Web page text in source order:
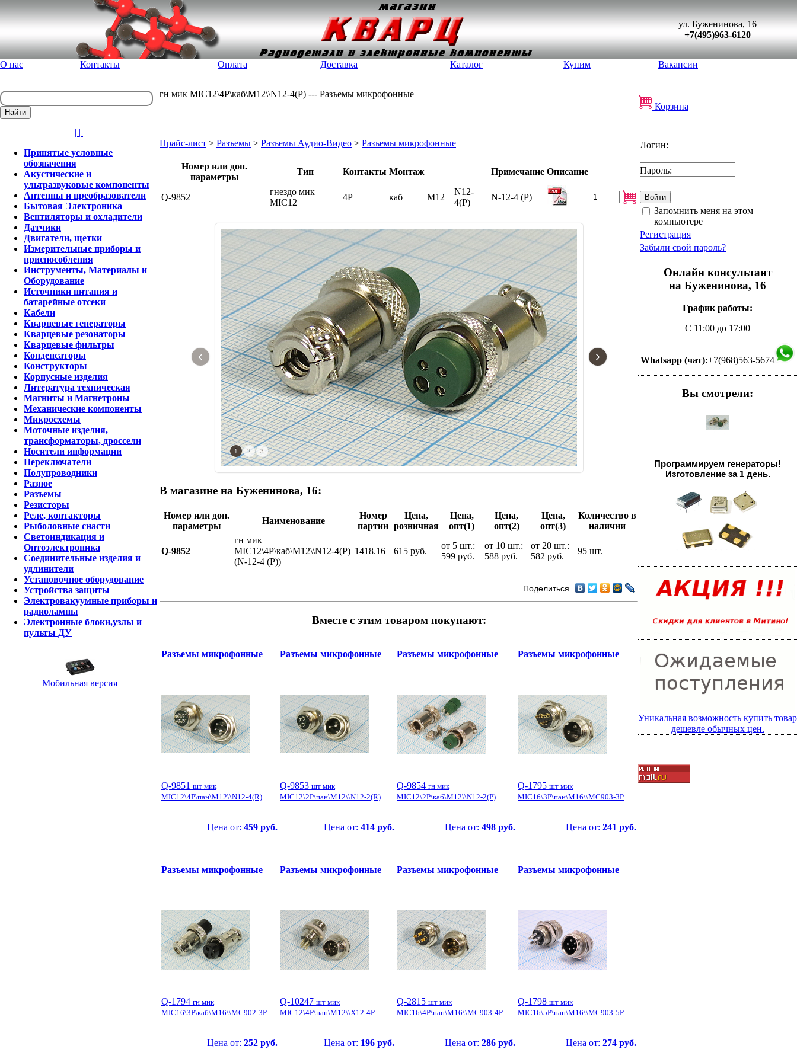
ул. Буженинова, 16
+7(495)963-6120
О нас Контакты Оплата Доставка Каталог Купим Вакансии
гн мик MIC12\4P\каб\М12\\N12-4(P) --- Разъемы микрофонные
Корзина
| | |
Принятые условные
обозначения
Акустические и
ультразвуковые компоненты
Антенны и преобразователи
Бытовая Электроника
Вентиляторы и охладители
Датчики
Двигатели, щетки
Измерительные приборы и
приспособления
Инструменты, Материалы и
Оборудование
Источники питания и
батарейные отсеки
Кабели
Кварцевые генераторы
Кварцевые резонаторы
Кварцевые фильтры
Конденсаторы
Конструкторы
Корпусные изделия
Литература техническая
Магниты и Магнетроны
Механические компоненты
Микросхемы
Моточные изделия,
трансформаторы, дроссели
Носители информации
Переключатели
Полупроводники
Разное
Разъемы
Резисторы
Реле, контакторы
Рыболовные снасти
Светоиндикация и
Оптоэлектроника
Соединительные изделия и
удлинители
Установочное оборудование
Устройства защиты
Электровакуумные приборы и
радиолампы
Электронные блоки,узлы и
пульты ДУ
Мобильная версия
Прайс-лист > Разъемы > Разъемы Аудио-Видео > Разъемы микрофонные
Номер или доп.
параметры
Тип Контакты Монтаж Примечание Описание
Q-9852
гнездо мик
MIC12
4P каб М12
N12-
4(P)
N-12-4 (P)
‹ ›
1 2 3
В магазине на Буженинова, 16:
Номер или доп.
параметры
Наименование
Номер
партии
Цена,
розничная
Цена,
опт(1)
Цена,
опт(2)
Цена,
опт(3)
Количество в
наличии
Q-9852
гн мик
MIC12\4P\каб\М12\\N12-4(P)
(N-12-4 (P))
1418.16 615 руб.
от 5 шт.:
599 руб.
от 10 шт.:
588 руб.
от 20 шт.:
582 руб.
95 шт.
Поделиться
Вместе с этим товаром покупают:
Разъемы микрофонные
Q-9851 шт мик
MIC12\4P\пан\М12\\N12-4(R)
Цена от: 459 руб.
Разъемы микрофонные
Q-9853 шт мик
MIC12\2P\пан\М12\\N12-2(R)
Цена от: 414 руб.
Разъемы микрофонные
Q-9854 гн мик
MIC12\2P\каб\М12\\N12-2(P)
Цена от: 498 руб.
Разъемы микрофонные
Q-1795 шт мик
MIC16\3P\пан\М16\\MC903-3P
Цена от: 241 руб.
Разъемы микрофонные
Q-1794 гн мик
MIC16\3P\каб\М16\\MC902-3P
Цена от: 252 руб.
Разъемы микрофонные
Q-10247 шт мик
MIC12\4P\пан\М12\\X12-4P
Цена от: 196 руб.
Разъемы микрофонные
Q-2815 шт мик
MIC16\4P\пан\М16\\MC903-4P
Цена от: 286 руб.
Разъемы микрофонные
Q-1798 шт мик
MIC16\5P\пан\М16\\MC903-5P
Цена от: 274 руб.
Логин:
Пароль:
Запомнить меня на этом
компьютере
Регистрация
Забыли свой пароль?
Онлайн консультант
на Буженинова, 16
График работы:
С 11:00 до 17:00
Whatsapp (чат):+7(968)563-5674
Вы смотрели:
Программируем генераторы!
Изготовление за 1 день.
Уникальная возможность купить товар
дешевле обычных цен.